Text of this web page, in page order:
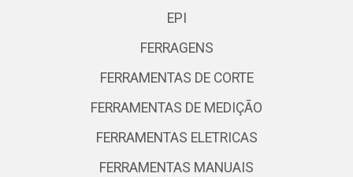
EPI
FERRAGENS
FERRAMENTAS DE CORTE
FERRAMENTAS DE MEDIÇÃO
FERRAMENTAS ELETRICAS
FERRAMENTAS MANUAIS